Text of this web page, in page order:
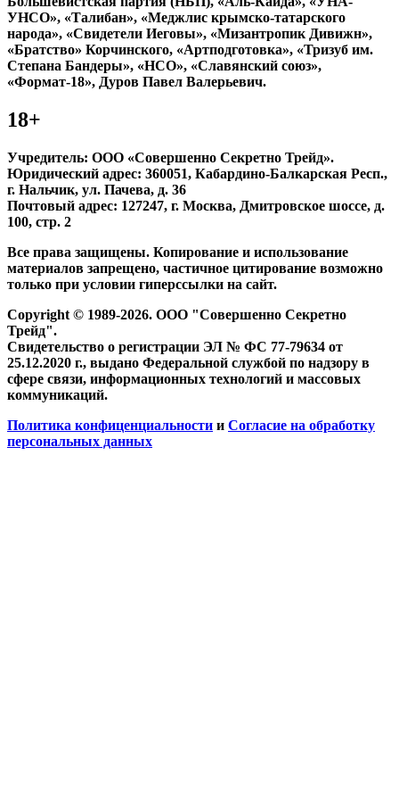
УНСО», «Талибан», «Меджлис крымско-татарского
народа», «Свидетели Иеговы», «Мизантропик Дивижн»,
«Братство» Корчинского, «Артподготовка», «Тризуб им.
Степана Бандеры», «НСО», «Славянский союз»,
«Формат-18», Дуров Павел Валерьевич.
18+
Учредитель: ООО «Совершенно Секретно Трейд».
Юридический адрес: 360051, Кабардино-Балкарская Респ.,
г. Нальчик, ул. Пачева, д. 36
Почтовый адрес: 127247, г. Москва, Дмитровское шоссе, д.
100, стр. 2
Все права защищены. Копирование и использование
материалов запрещено, частичное цитирование возможно
только при условии гиперссылки на сайт.
Copyright © 1989-2026. ООО "Совершенно Секретно
Трейд".
Свидетельство о регистрации ЭЛ № ФС 77-79634 от
25.12.2020 г., выдано Федеральной службой по надзору в
сфере связи, информационных технологий и массовых
коммуникаций.
Политика конфиценциальности и Согласие на обработку
персональных данных